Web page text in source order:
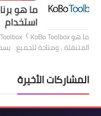
استخدام
المتنقلة ، ومتاحة للجميع.
المشاركات الأخيرة